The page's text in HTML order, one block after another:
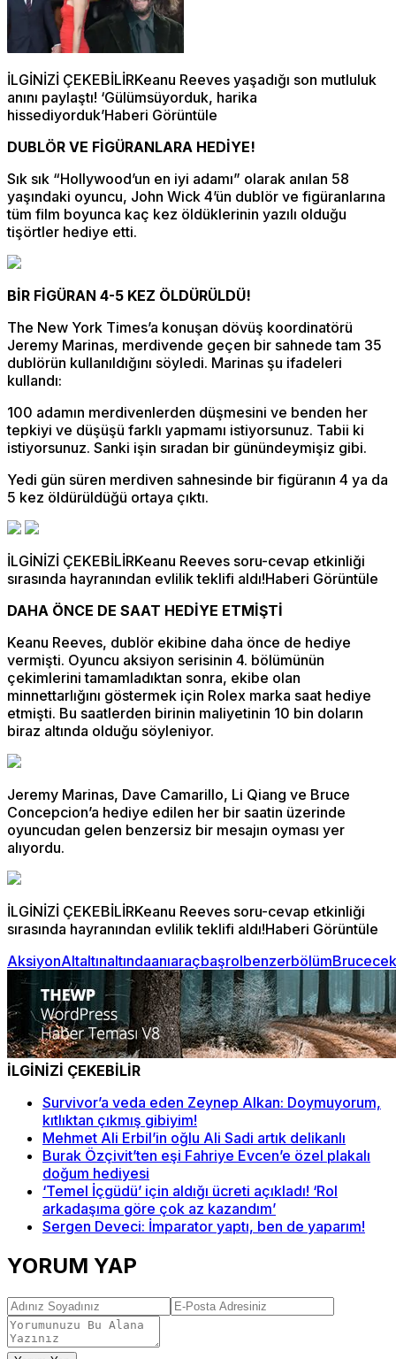
İLGİNİZİ ÇEKEBİLİRKeanu Reeves yaşadığı son mutluluk
anını paylaştı! ‘Gülümsüyorduk, harika
hissediyorduk’Haberi Görüntüle
DUBLÖR VE FİGÜRANLARA HEDİYE!
Sık sık “Hollywood’un en iyi adamı” olarak anılan 58
yaşındaki oyuncu, John Wick 4’ün dublör ve figüranlarına
tüm film boyunca kaç kez öldüklerinin yazılı olduğu
tişörtler hediye etti.
BİR FİGÜRAN 4-5 KEZ ÖLDÜRÜLDÜ!
The New York Times’a konuşan dövüş koordinatörü
Jeremy Marinas, merdivende geçen bir sahnede tam 35
dublörün kullanıldığını söyledi. Marinas şu ifadeleri
kullandı:
100 adamın merdivenlerden düşmesini ve benden her
tepkiyi ve düşüşü farklı yapmamı istiyorsunuz. Tabii ki
istiyorsunuz. Sanki işin sıradan bir günündeymişiz gibi.
Yedi gün süren merdiven sahnesinde bir figüranın 4 ya da
5 kez öldürüldüğü ortaya çıktı.
İLGİNİZİ ÇEKEBİLİRKeanu Reeves soru-cevap etkinliği
sırasında hayranından evlilik teklifi aldı!Haberi Görüntüle
DAHA ÖNCE DE SAAT HEDİYE ETMİŞTİ
Keanu Reeves, dublör ekibine daha önce de hediye
vermişti. Oyuncu aksiyon serisinin 4. bölümünün
çekimlerini tamamladıktan sonra, ekibe olan
minnettarlığını göstermek için Rolex marka saat hediye
etmişti. Bu saatlerden birinin maliyetinin 10 bin doların
biraz altında olduğu söyleniyor.
Jeremy Marinas, Dave Camarillo, Li Qiang ve Bruce
Concepcion’a hediye edilen her bir saatin üzerinde
oyuncudan gelen benzersiz bir mesajın oyması yer
alıyordu.
İLGİNİZİ ÇEKEBİLİRKeanu Reeves soru-cevap etkinliği
sırasında hayranından evlilik teklifi aldı!Haberi Görüntüle
AksiyonAltaltınaltındaanıaraçbaşrolbenzerbölümBrucecek
İLGİNİZİ ÇEKEBİLİR
Survivor’a veda eden Zeynep Alkan: Doymuyorum,
kıtlıktan çıkmış gibiyim!
Mehmet Ali Erbil’in oğlu Ali Sadi artık delikanlı
Burak Özçivit’ten eşi Fahriye Evcen’e özel plakalı
doğum hediyesi
‘Temel İçgüdü’ için aldığı ücreti açıkladı! ‘Rol
arkadaşıma göre çok az kazandım’
Sergen Deveci: İmparator yaptı, ben de yaparım!
YORUM YAP